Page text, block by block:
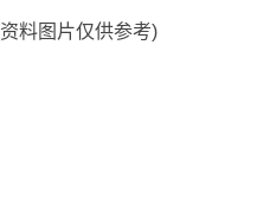
料图片仅供参考)